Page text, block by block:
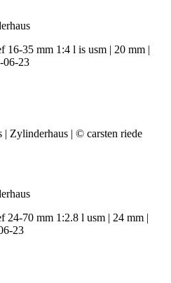
16-35 mm 1:4 l is usm | 20 mm |
06-23
24-70 mm 1:2.8 l usm | 24 mm |
23